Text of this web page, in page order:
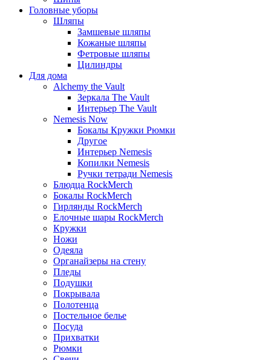
Головные уборы
Шляпы
Замшевые шляпы
Кожаные шляпы
Фетровые шляпы
Цилиндры
Для дома
Alchemy the Vault
Зеркала The Vault
Интерьер The Vault
Nemesis Now
Бокалы Кружки Рюмки
Другое
Интерьер Nemesis
Копилки Nemesis
Ручки тетради Nemesis
Блюдца RockMerch
Бокалы RockMerch
Гирлянды RockMerch
Елочные шары RockMerch
Кружки
Ножи
Одеяла
Органайзеры на стену
Пледы
Подушки
Покрывала
Полотенца
Постельное белье
Посуда
Прихватки
Рюмки